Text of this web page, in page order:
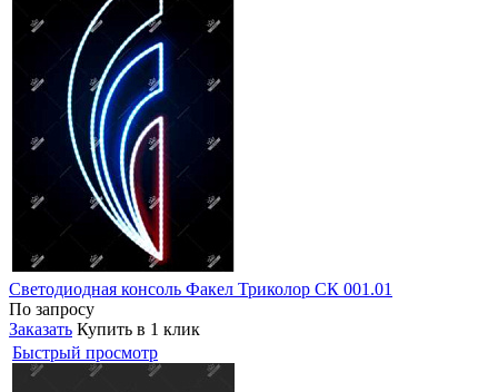
Светодиодная консоль Факел Триколор СК 001.01
По запросу
Заказать Купить в 1 клик
Быстрый просмотр